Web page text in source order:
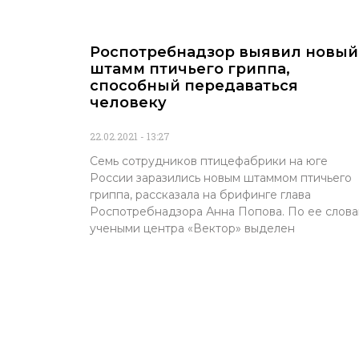
Роспотребнадзор выявил новый
штамм птичьего гриппа,
способный передаваться
человеку
22.02.2021 13:27
Семь сотрудников птицефабрики на юге
России заразились новым штаммом птичьего
гриппа, рассказала на брифинге глава
Роспотребнадзора Анна Попова. По ее
учеными центра «Вектор» выделен